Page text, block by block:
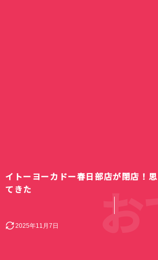
イトーヨーカドー春日部店が閉店！
てきた
2025年11月7日 お